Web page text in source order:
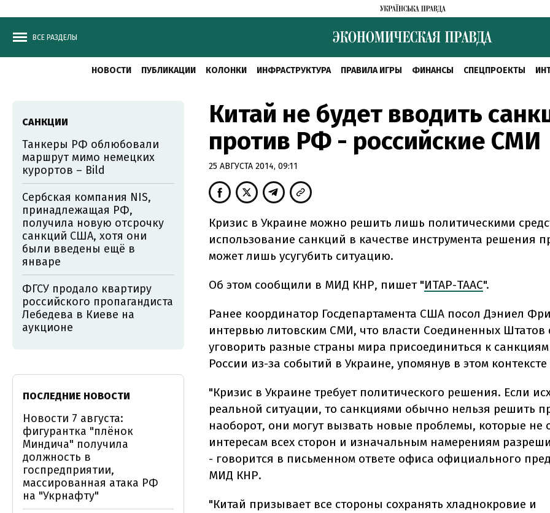
ВСЕ РАЗДЕЛЫ
НОВОСТИ ПУБЛИКАЦИИ КОЛОНКИ ИНФРАСТРУКТУРА ПРАВИЛА ИГРЫ ФИНАНСЫ СПЕЦПРОЕКТЫ
Китай не будет вводить
против РФ - российские СМИ
25 АВГУСТА 2014, 09:11
Кризис в Украине можно решить лишь политическими
использование санкций в качестве инструмента решения
может лишь усугубить ситуацию.
Об этом сообщили в МИД КНР, пишет "ИТАР-ТААС".
Ранее координатор Госдепартамента США посол Дэниел
интервью литовским СМИ, что власти Соединенных Штатов
уговорить разные страны мира присоединиться к
России из-за событий в Украине, упомянув в этом контексте
"Кризис в Украине требует политического решения. Если
реальной ситуации, то санкциями обычно нельзя решить
наоборот, они могут вызвать новые проблемы, которые не
интересам всех сторон и изначальным намерениям
- говорится в письменном ответе офиса официального
МИД КНР.
"Китай призывает все стороны сохранять хладнокровие и
САНКЦИИ
Танкеры РФ облюбовали
маршрут мимо немецких
курортов – Bild
Сербская компания NIS,
принадлежащая РФ,
получила новую отсрочку
санкций США, хотя они
были введены ещё в
январе
ФГСУ продало квартиру
российского пропагандиста
Лебедева в Киеве на
аукционе
ПОСЛЕДНИЕ НОВОСТИ
Новости 7 августа:
фигурантка "плёнок
Миндича" получила
должность в
госпредприятии,
массированная атака РФ
на "Укрнафту"